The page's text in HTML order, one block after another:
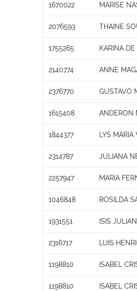
1670022 MARISE
2076593 THAINE
1755265 KARINA
2140774 ANNE
2376770 GUSTAVO
1615408 ANDERON
1844377 LYS MARIA
2314787 JULIANA
2257947 MARIA
1046848 ROSILDA
1931551 ISIS
2316717 LUIS
1198810 ISABEL
1198810 ISABEL